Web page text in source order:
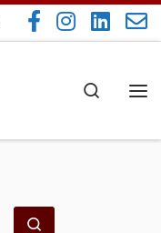
Search
SEARCH